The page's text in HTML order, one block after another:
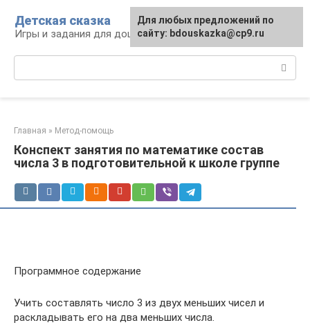
контенту
Детская сказка
Игры и задания для дошкольников
Главная » Метод-помощь
Конспект занятия по математике состав
числа 3 в подготовительной к школе группе
Программное содержание
Учить составлять число 3 из двух меньших чисел и
раскладывать его на два меньших числа.
Для любых предложений по
сайту: bdouskazka@cp9.ru